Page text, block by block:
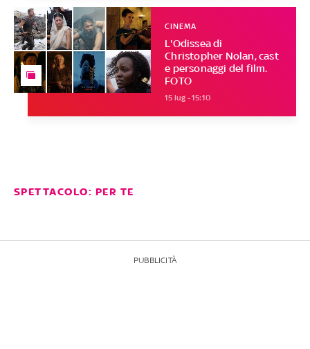
L'Odissea di
Christopher Nolan, cast
e personaggi del film.
FOTO
CINEMA
15 lug - 15:10
SPETTACOLO: PER TE
PUBBLICITÀ